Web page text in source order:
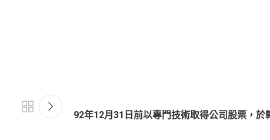
92年12月31日前以專門技術取得公司股票，於